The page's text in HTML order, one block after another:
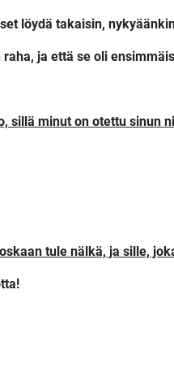
löydä takaisin,
ja että se oli
sillä minut on otettu sinun
tule nälkä, ja sille,